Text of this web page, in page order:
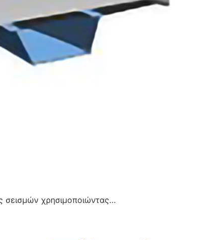
σεισμών χρησιμοποιώντας…